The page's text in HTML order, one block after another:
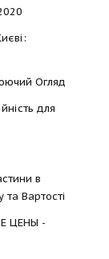
Огляд
для
в
Вартості
ЦЕНЫ -